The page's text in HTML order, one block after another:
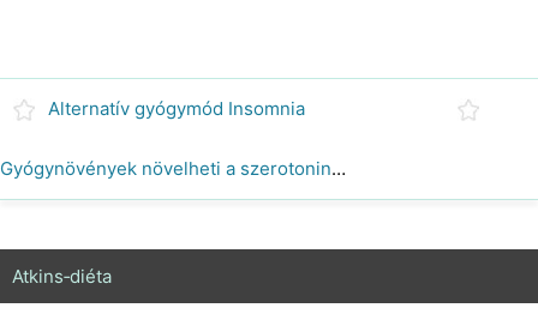
Alternatív gyógymód Insomnia
Gyógynövények növelheti a szerotonin szintet
Atkins‑diéta